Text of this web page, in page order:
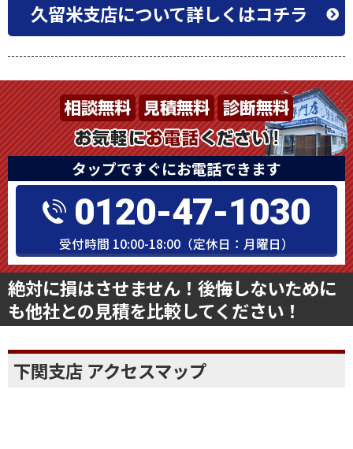
久留米支店について詳しくはコチラ
タップですぐにお電話できます
0120-47-1030
受付時間 10:00-18:00（定休日：月曜日）
絶対に損はさせません！後悔しないために
も他社との見積を比較してください！
下関支店 アクセスマップ